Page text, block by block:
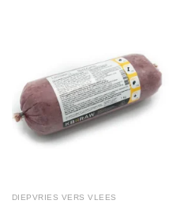
DIEPVRIES VERS VLEES